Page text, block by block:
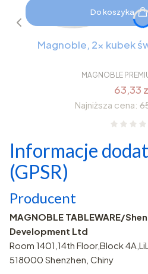
Do koszyka
Magnoble, 2x kubek
MAGNOBLE
63,33
Najniższa cena:
Informacje
(GPSR)
Producent
MAGNOBLE TABLEWARE/
Development Ltd
Room 1401,14th Floor,Block
518000 Shenzhen, Chiny